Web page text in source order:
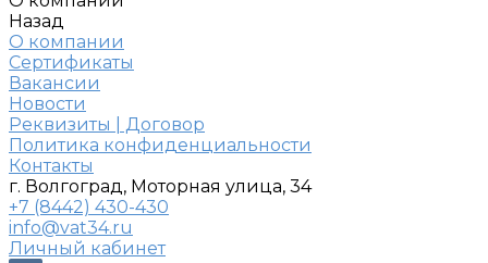
Назад
О компании
Сертификаты
Вакансии
Новости
Реквизиты | Договор
Политика конфиденциальности
Контакты
г. Волгоград, Моторная улица, 34
+7 (8442) 430-430
info@vat34.ru
Личный кабинет